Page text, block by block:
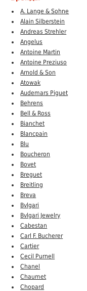
A. Lange & Sohne
Alain Silberstein
Andreas Strehler
Angelus
Antoine Martin
Antoine Preziuso
Arnold & Son
Atowak
Audemars Piguet
Behrens
Bell & Ross
Bianchet
Blancpain
Blu
Boucheron
Bovet
Breguet
Breitling
Breva
Bvlgari
Bvlgari Jewelry
Cabestan
Carl F. Bucherer
Cartier
Cecil Purnell
Chanel
Chaumet
Chopard